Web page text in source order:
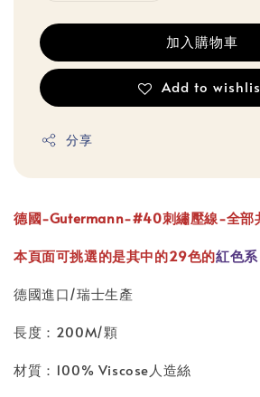
加入購物車
Add to
分享
德國-Gutermann-#40刺繡壓線-全部
本頁面可挑選的是其中的29色的紅色系
德國進口/瑞士生產
長度：200M/顆
材質：100% Viscose人造絲